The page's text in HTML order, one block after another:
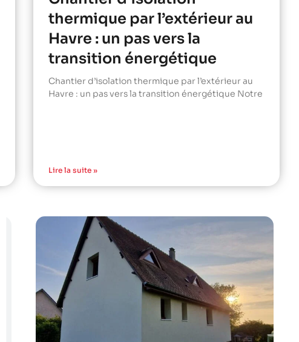
thermique par l’extérieur au
Havre : un pas vers la
transition énergétique
Chantier d’isolation thermique par l’extérieur au
Havre : un pas vers la transition énergétique Notre
Lire la suite »